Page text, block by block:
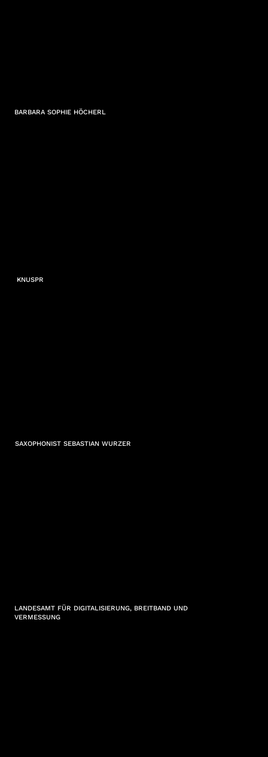
BARBARA SOPHIE HÖCHERL
KNUSPR
SAXOPHONIST SEBASTIAN WURZER
LANDESAMT FÜR DIGITALISIERUNG, BREITBAND UND
VERMESSUNG